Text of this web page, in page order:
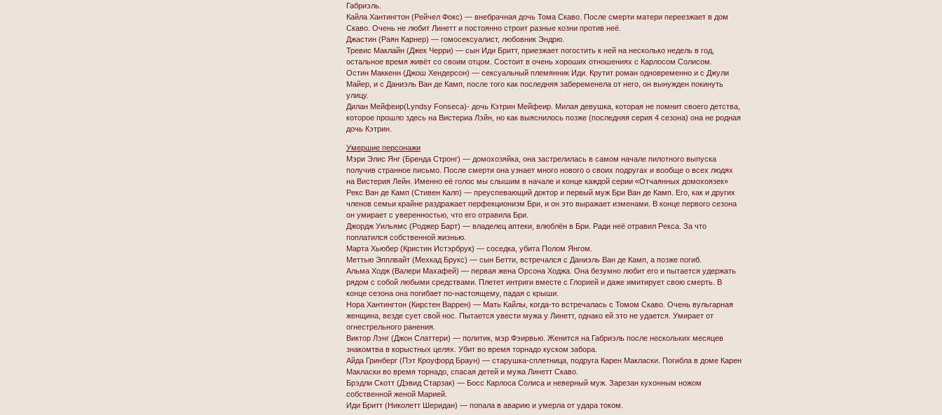
Габриэль.
Кайла Хантингтон (Рейчел Фокс) — внебрачная дочь Тома Скаво. После смерти матери переезжает в дом
Скаво. Очень не любит Линетт и постоянно строит разные козни против неё.
Джастин (Раян Карнер) — гомосексуалист, любовник Эндрю.
Тревис Маклайн (Джек Черри) — сын Иди Бритт, приезжает погостить к ней на несколько недель в год,
остальное время живёт со своим отцом. Состоит в очень хороших отношениях с Карлосом Солисом.
Остин Маккенн (Джош Хендерсон) — сексуальный племянник Иди. Крутит роман одновременно и с Джули
Майер, и с Даниэль Ван де Камп, после того как последняя забеременела от него, он вынужден покинуть
улицу.
Дилан Мейфеир(Lyndsy Fonseca)- дочь Кэтрин Мейфеир. Милая девушка, которая не помнит своего детства,
которое прошло здесь на Вистериа Лэйн, но как выяснилось позже (последняя серия 4 сезона) она не родная
дочь Кэтрин.
Умершие персонажи
Мэри Элис Янг (Бренда Стронг) — домохозяйка, она застрелилась в самом начале пилотного выпуска
получив странное письмо. После смерти она узнает много нового о своих подругах и вообще о всех людях
на Вистерия Лейн. Именно её голос мы слышим в начале и конце каждой серии «Отчаянных домохоязек»
Рекс Ван де Камп (Стивен Калп) — преуспевающий доктор и первый муж Бри Ван де Камп. Его, как и других
членов семьи крайне раздражает перфекционизм Бри, и он это выражает изменами. В конце первого сезона
он умирает с уверенностью, что его отравила Бри.
Джордж Уильямс (Роджер Барт) — владелец аптеки, влюблён в Бри. Ради неё отравил Рекса. За что
поплатился собственной жизнью.
Марта Хьюбер (Кристин Истэрбрук) — соседка, убита Полом Янгом.
Меттью Эпплвайт (Мехкад Брукс) — сын Бетти, встречался с Даниэль Ван де Камп, а позже погиб.
Альма Ходж (Валери Махафей) — первая жена Орсона Ходжа. Она безумно любит его и пытается удержать
рядом с собой любыми средствами. Плетет интриги вместе с Глорией и даже имитирует свою смерть. В
конце сезона она погибает по-настоящему, падая с крыши.
Нора Хантингтон (Кирстен Варрен) — Мать Кайлы, когда-то встречалась с Томом Скаво. Очень вульгарная
женщина, везде сует свой нос. Пытается увести мужа у Линетт, однако ей это не удается. Умирает от
огнестрельного ранения.
Виктор Лэнг (Джон Слаттери) — политик, мэр Фэирвью. Женится на Габриэль после нескольких месяцев
знакомтва в корыстных целях. Убит во время торнадо куском забора.
Айда Гринберг (Пэт Кроуфорд Браун) — старушка-сплетница, подруга Карен Макласки. Погибла в доме Карен
Макласки во время торнадо, спасая детей и мужа Линетт Скаво.
Брэдли Скотт (Дэвид Старзак) — Босс Карлоса Солиса и неверный муж. Зарезан кухонным ножом
собственной женой Марией.
Иди Бритт (Николетт Шеридан) — попала в аварию и умерла от удара током.